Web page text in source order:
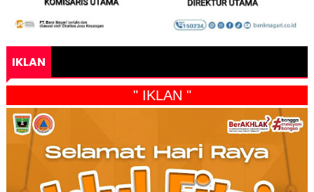
IKLAN
" IKLAN "